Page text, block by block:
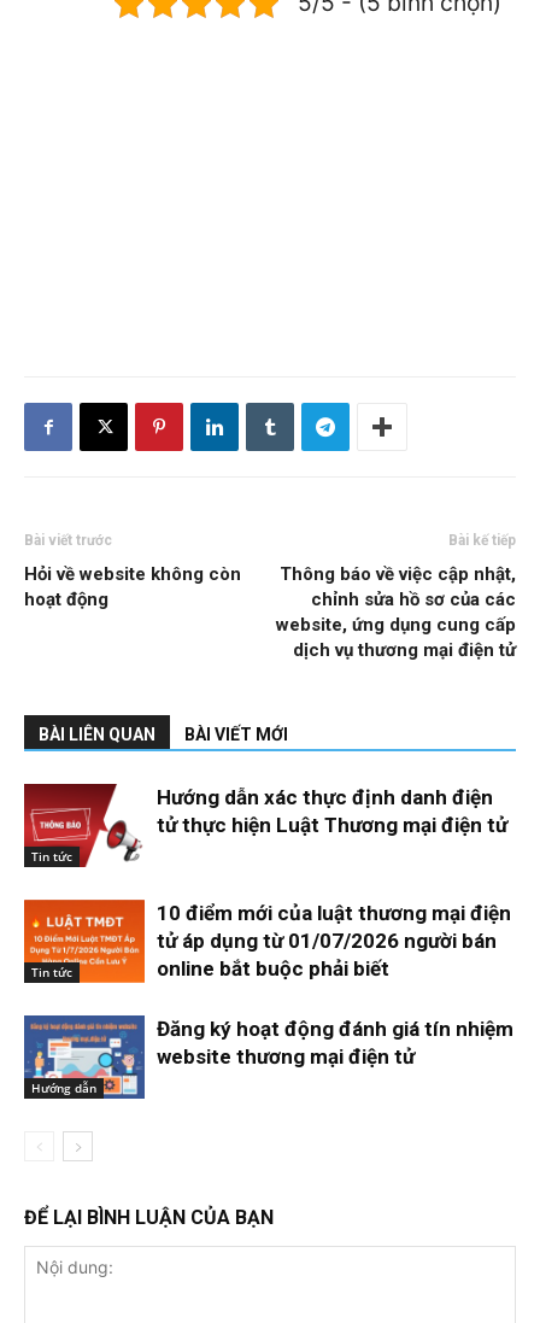
Bài viết trước
Hỏi về website không còn
hoạt động
Bài kế tiếp
Thông báo về việc cập nhật,
chỉnh sửa hồ sơ của các
website, ứng dụng cung cấp
dịch vụ thương mại điện tử
BÀI LIÊN QUAN BÀI VIẾT MỚI
Tin tức
Hướng dẫn xác thực định danh điện
tử thực hiện Luật Thương mại điện tử
Tin tức
10 điểm mới của luật thương mại điện
tử áp dụng từ 01/07/2026 người bán
online bắt buộc phải biết
Hướng dẫn
Đăng ký hoạt động đánh giá tín nhiệm
website thương mại điện tử
ĐỂ LẠI BÌNH LUẬN CỦA BẠN